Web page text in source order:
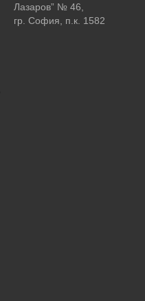
Лазаров” № 46,
гр. София, п.к. 1582